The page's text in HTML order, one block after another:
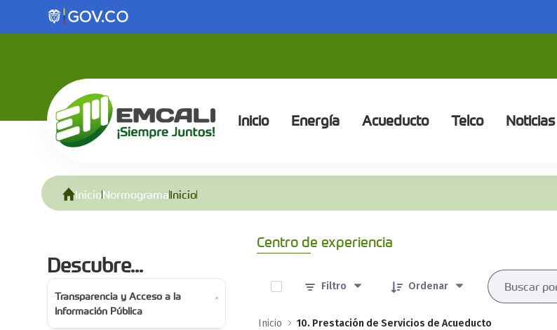
Saltar al contenido principal
Inicio - Normograma
Inicio Energía Acueducto Telco Noticias
InicioNormogramaInicio
Descubre...
Transparencia y Acceso a la
Información Pública
Centro de experiencia
Filtro
Ordenar
Inicio 10. Prestación de Servicios de Acueducto